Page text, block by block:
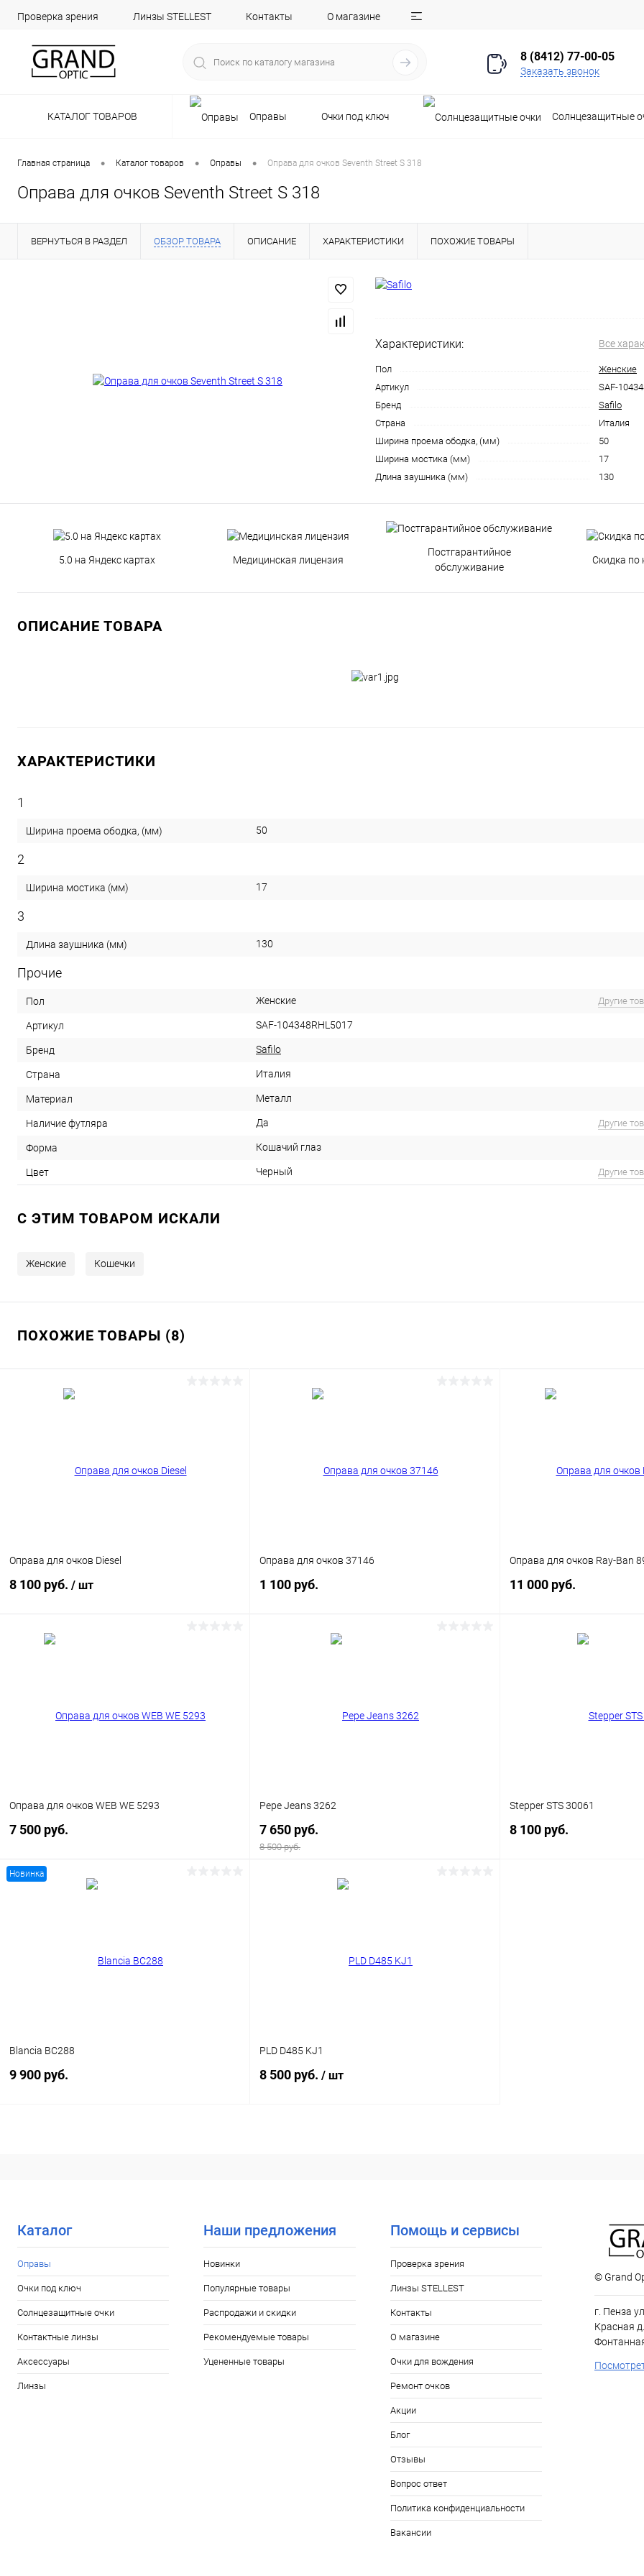
Проверка зрения Линзы STELLEST Контакты О магазине
8 (8412) 77-00-05
Заказать звонок
КАТАЛОГ ТОВАРОВ Оправы Очки под ключ Солнцезащитные
Главная страница • Каталог товаров • Оправы • Оправа для очков Seventh Street S 318
Оправа для очков Seventh Street S 318
ВЕРНУТЬСЯ В РАЗДЕЛ ОБЗОР ТОВАРА ОПИСАНИЕ ХАРАКТЕРИСТИКИ ПОХОЖИЕ ТОВАРЫ
Характеристики: Все
Пол
Женские
Артикул
SAF-
Бренд
Safilo
Страна
Италия
Ширина проема ободка, (мм)
50
Ширина мостика (мм)
17
Длина заушника (мм)
130
5.0 на Яндекс картах Медицинская лицензия
Постгарантийное
обслуживание
Скидка по
ОПИСАНИЕ ТОВАРА
ХАРАКТЕРИСТИКИ
1
Ширина проема ободка, (мм) 50
2
Ширина мостика (мм) 17
3
Длина заушника (мм) 130
Прочие
Пол Женские Другие
Артикул SAF-104348RHL5017
Бренд Safilo
Страна Италия
Материал Металл
Наличие футляра Да Другие
Форма Кошачий глаз
Цвет Черный Другие
C ЭТИМ ТОВАРОМ ИСКАЛИ
Женские Кошечки
ПОХОЖИЕ ТОВАРЫ (8)
Оправа для очков Diesel
8 100 руб. / шт
Оправа для очков 37146
1 100 руб.
Оправа для очков Ray-Ban
11 000 руб.
Оправа для очков WEB WE 5293
7 500 руб.
Pepe Jeans 3262
7 650 руб.
8 500 руб.
Stepper STS 30061
8 100 руб.
Новинка
Blancia BC288
9 900 руб.
PLD D485 KJ1
8 500 руб. / шт
Каталог
Оправы
Очки под ключ
Солнцезащитные очки
Контактные линзы
Аксессуары
Линзы
Наши предложения
Новинки
Популярные товары
Распродажи и скидки
Рекомендуемые товары
Уцененные товары
Помощь и сервисы
Проверка зрения
Линзы STELLEST
Контакты
О магазине
Очки для вождения
Ремонт очков
Акции
Блог
Отзывы
Вопрос ответ
Политика конфиденциальности
Вакансии
© Grand
г. Пенза
Красная